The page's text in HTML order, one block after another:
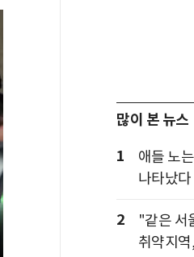
많이 본 뉴스
1
애들 노
나타났다
2
"같은 서
취약지